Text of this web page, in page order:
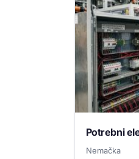
Potrebni
Nemačka